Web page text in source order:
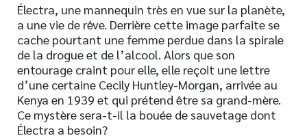
Électra, une mannequin très en vue sur la planète,
a une vie de rêve. Derrière cette image parfaite se
cache pourtant une femme perdue dans la spirale
de la drogue et de l’alcool. Alors que son
entourage craint pour elle, elle reçoit une lettre
d’une certaine Cecily Huntley-Morgan, arrivée au
Kenya en 1939 et qui prétend être sa grand-mère.
Ce mystère sera-t-il la bouée de sauvetage dont
Électra a besoin?